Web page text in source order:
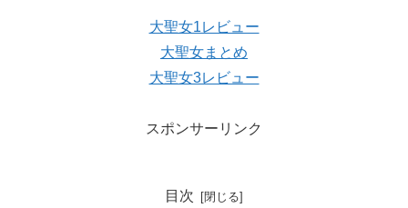
大聖女1レビュー
大聖女まとめ
大聖女3レビュー
スポンサーリンク
目次